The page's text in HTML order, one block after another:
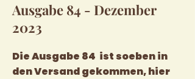
Ausgabe 84 - Dezember
2023
Die Ausgabe 84 ist soeben in
den Versand gekommen, hier